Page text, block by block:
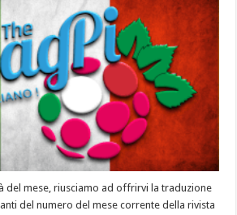
del mese, riusciamo ad offrirvi la traduzione
del numero del mese corrente della rivista